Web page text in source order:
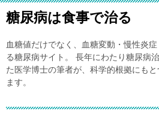
糖尿病は食事で治る
血糖値だけでなく、血糖変動・慢性炎
る糖尿病サイト。 長年にわたり糖尿病
た医学博士の筆者が、科学的根拠にも
ます。